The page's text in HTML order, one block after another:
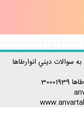
سوالات ديني انوارطاها
30001939